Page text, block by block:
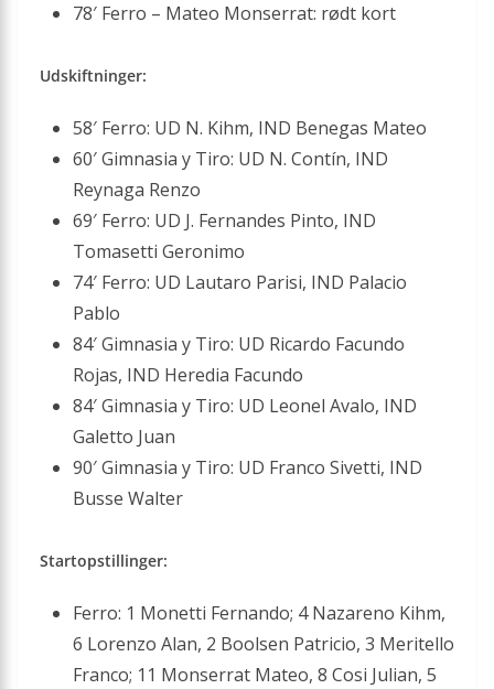
78′ Ferro – Mateo Monserrat: rødt kort
Udskiftninger:
58′ Ferro: UD N. Kihm, IND Benegas Mateo
60′ Gimnasia y Tiro: UD N. Contín, IND
Reynaga Renzo
69′ Ferro: UD J. Fernandes Pinto, IND
Tomasetti Geronimo
74′ Ferro: UD Lautaro Parisi, IND Palacio
Pablo
84′ Gimnasia y Tiro: UD Ricardo Facundo
Rojas, IND Heredia Facundo
84′ Gimnasia y Tiro: UD Leonel Avalo, IND
Galetto Juan
90′ Gimnasia y Tiro: UD Franco Sivetti, IND
Busse Walter
Startopstillinger:
Ferro: 1 Monetti Fernando; 4 Nazareno Kihm,
6 Lorenzo Alan, 2 Boolsen Patricio, 3 Meritello
Franco; 11 Monserrat Mateo, 8 Cosi Julian, 5